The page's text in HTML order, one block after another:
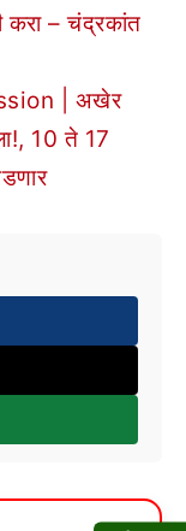
करा – चंद्रकांत
| अखेर
10 ते 17